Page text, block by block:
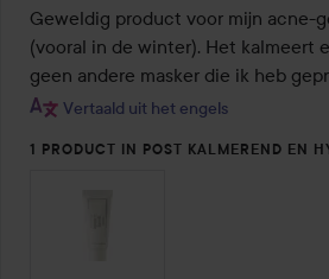
van
de
5
Geweldig product voor mijn acne-
(vooral in de winter). Het kalmeert
geen andere masker die ik heb
Vertaald uit het engels
1 PRODUCT IN POST KALMEREND EN